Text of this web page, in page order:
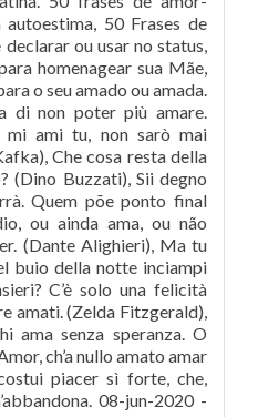
50 Frases de
ou usar no status,
homenagear sua Mãe,
o seu amado ou amada.
di non poter più amare.
mi ami tu, non sarò mai
Che cosa resta della
(Dino Buzzati), Sii degno
Quem põe ponto final
ou ainda ama, ou não
(Dante Alighieri), Ma tu
buio della notte inciampi
C’è solo una felicità
amati. (Zelda Fitzgerald),
ama senza speranza. O
ch’a nullo amato amar
piacer sì forte, che,
08-jun-2020 -